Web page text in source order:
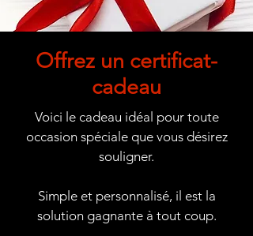
Offrez un certificat-
cadeau
Voici le cadeau idéal pour toute
occasion spéciale que vous désirez
souligner.
Simple et personnalisé, il est la
solution gagnante à tout coup.